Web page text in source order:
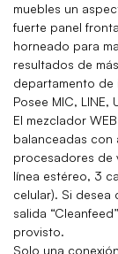
muebles un
fuerte panel
horneado para
resultados de
departamento de
Posee MIC, LINE,
El mezclador
balanceadas con
procesadores de
línea estéreo, 3
celular). Si
salida
provisto.
Solo una